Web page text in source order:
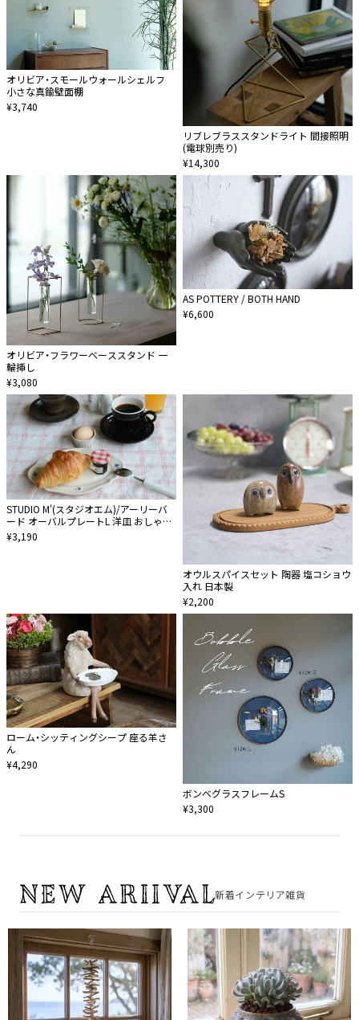
オリビア・スモールウォールシェルフ
小さな真鍮壁面棚
¥3,740
リブレブラススタンドライト 間接照明
(電球別売り)
¥14,300
オリビア・フラワーベーススタンド 一
輪挿し
¥3,080
AS POTTERY / BOTH HAND
¥6,600
STUDIO M'(スタジオエム)/アーリーバ
ード オーバルプレートL 洋皿 おしゃれ
瀬戸焼食器 電子レンジ食洗機対応
¥3,190
オウルスパイスセット 陶器 塩コショウ
入れ 日本製
¥2,200
ローム・シッティングシープ 座る羊さ
ん
¥4,290
ボンベグラスフレームS
¥3,300
新着インテリア雑貨